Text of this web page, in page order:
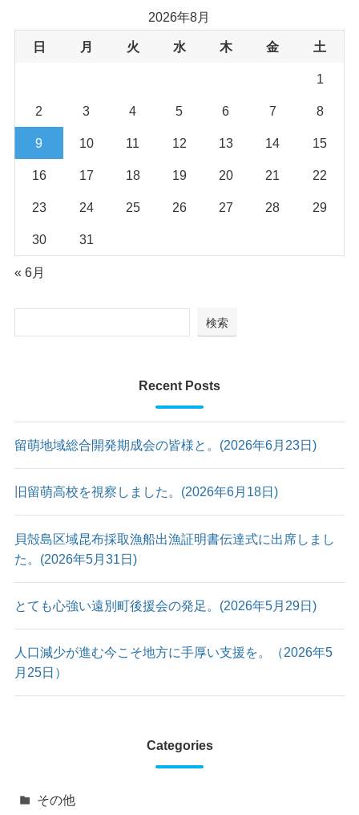
2026年8月
日 月 火 水 木 金 土
1
2 3 4 5 6 7 8
9 10 11 12 13 14 15
16 17 18 19 20 21 22
23 24 25 26 27 28 29
30 31
« 6月
検索
Recent Posts
留萌地域総合開発期成会の皆様と。(2026年6月23日)
旧留萌高校を視察しました。(2026年6月18日)
貝殻島区域昆布採取漁船出漁証明書伝達式に出席しまし
た。(2026年5月31日)
とても心強い遠別町後援会の発足。(2026年5月29日)
人口減少が進む今こそ地方に手厚い支援を。（2026年5
月25日）
Categories
その他